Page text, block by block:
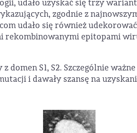
udało uzyskać się trzy
zgodnie z
udało się również udekorować
rekombinowanymi epitopami
S1, S2. Szczególnie
i dawały szansę na